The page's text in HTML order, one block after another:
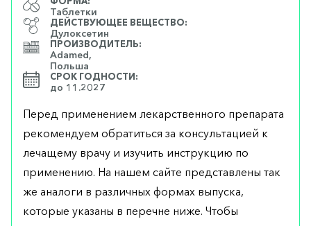
Таблетки
ДЕЙСТВУЮЩЕЕ ВЕЩЕСТВО:
Дулоксетин
ПРОИЗВОДИТЕЛЬ:
Adamed,
Польша
СРОК ГОДНОСТИ:
до 11.2027
Перед применением лекарственного препарата
рекомендуем обратиться за консультацией к
лечащему врачу и изучить инструкцию по
применению. На нашем сайте представлены так
же аналоги в различных формах выпуска,
которые указаны в перечне ниже. Чтобы